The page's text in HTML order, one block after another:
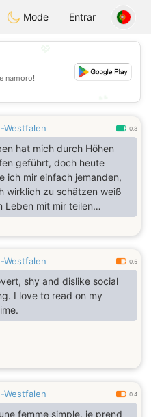
Dating
Mode Entrar
namoro!
Westfalen 0.8
hat mich durch Höhen
geführt, doch heute
ich mir einfach jemanden,
wirklich zu schätzen weiß
Leben mit mir teilen
Ich bin eine treue, liebevolle
Frau auf der Suche
Spielchen – sag mir
du bereit für etwas Echtes?
Westfalen 0.5
shy and dislike social
I love to read on my
Westfalen 0.4
femme simple, je prend